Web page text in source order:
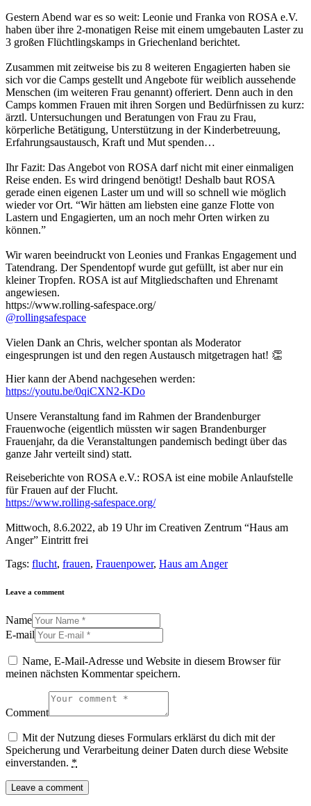
Gestern Abend war es so weit: Leonie und Franka von ROSA e.V.
haben über ihre 2-monatigen Reise mit einem umgebauten Laster zu
3 großen Flüchtlingskamps in Griechenland berichtet.
Zusammen mit zeitweise bis zu 8 weiteren Engagierten haben sie
sich vor die Camps gestellt und Angebote für weiblich aussehende
Menschen (im weiteren Frau genannt) offeriert. Denn auch in den
Camps kommen Frauen mit ihren Sorgen und Bedürfnissen zu kurz:
ärztl. Untersuchungen und Beratungen von Frau zu Frau,
körperliche Betätigung, Unterstützung in der Kinderbetreuung,
Erfahrungsaustausch, Kraft und Mut spenden…
Ihr Fazit: Das Angebot von ROSA darf nicht mit einer einmaligen
Reise enden. Es wird dringend benötigt! Deshalb baut ROSA
gerade einen eigenen Laster um und will so schnell wie möglich
wieder vor Ort. “Wir hätten am liebsten eine ganze Flotte von
Lastern und Engagierten, um an noch mehr Orten wirken zu
können.”
Wir waren beeindruckt von Leonies und Frankas Engagement und
Tatendrang. Der Spendentopf wurde gut gefüllt, ist aber nur ein
kleiner Tropfen. ROSA ist auf Mitgliedschaften und Ehrenamt
angewiesen.
https://www.rolling-safespace.org/
@rollingsafespace
Vielen Dank an Chris, welcher spontan als Moderator
eingesprungen ist und den regen Austausch mitgetragen hat! 👏
Hier kann der Abend nachgesehen werden:
https://youtu.be/0qiCXN2-KDo
Unsere Veranstaltung fand im Rahmen der Brandenburger
Frauenwoche (eigentlich müssten wir sagen Brandenburger
Frauenjahr, da die Veranstaltungen pandemisch bedingt über das
ganze Jahr verteilt sind) statt.
Reiseberichte von ROSA e.V.: ROSA ist eine mobile Anlaufstelle
für Frauen auf der Flucht.
https://www.rolling-safespace.org/
Mittwoch, 8.6.2022, ab 19 Uhr im Creativen Zentrum “Haus am
Anger” Eintritt frei
Tags: flucht, frauen, Frauenpower, Haus am Anger
Leave a comment
Name
E-mail
Name, E-Mail-Adresse und Website in diesem Browser für
meinen nächsten Kommentar speichern.
Comment
Mit der Nutzung dieses Formulars erklärst du dich mit der
Speicherung und Verarbeitung deiner Daten durch diese Website
einverstanden. *